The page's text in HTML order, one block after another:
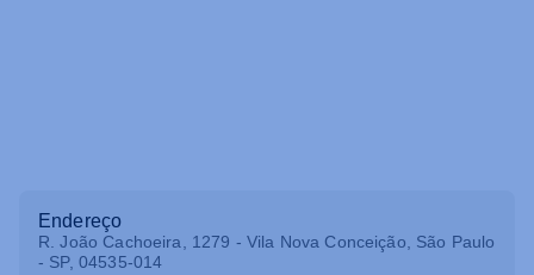
Endereço
R. João Cachoeira, 1279 - Vila Nova Conceição, São Paulo
- SP, 04535-014